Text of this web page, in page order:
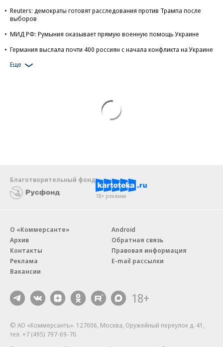
Reuters: демократы готовят расследования против Трампа после
выборов
МИД РФ: Румыния оказывает прямую военную помощь Украине
Германия выслала почти 400 россиян с начала конфликта на Украине
Еще
Благотворительный фонд
18+ реклама
О «Коммерсанте»
Архив
Контакты
Реклама
Вакансии
Android
Обратная связь
Правовая информация
E-mail рассылки
18+
© АО «Коммерсантъ». 127006, Москва, Оружейный переулок д. 41,
тел. +7 (495) 797-69-70.